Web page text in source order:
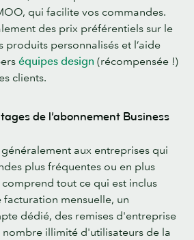
qui facilite vos commandes.
des prix préférentiels sur le
produits personnalisés et l’aide
équipes design (récompensée !)
clients.
de l’abonnement Business
aux entreprises qui
plus fréquentes ou en plus
tout ce qui est inclus
facturation mensuelle, un
dédié, des remises d'entreprise
illimité d'utilisateurs de la